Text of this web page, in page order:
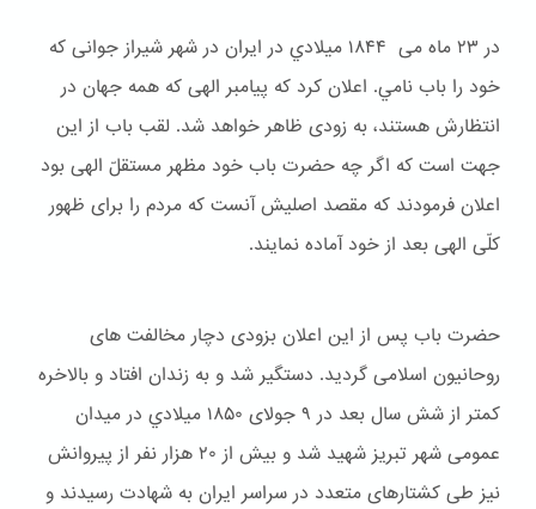
در ۲۳ ماه می ۱۸۴۴ ميلادي در ایران در شهر شیراز جوانی که
خود را باب نامي. اعلان کرد که پیامبر الهی که همه جهان در
انتظارش هستند، به زودی ظاهر خواهد شد. لقب باب از این
جهت است که اگر چه حضرت باب خود مظهر مستقلّ الهی بود
اعلان فرمودند که مقصد اصلیش آنست که مردم را برای ظهور
کلّی الهی بعد از خود آماده نمایند.
حضرت باب پس از این اعلان بزودی دچار مخالفت های
روحانیون اسلامی گردید. دستگیر شد و به زندان افتاد و بالاخره
کمتر از شش سال بعد در ۹ جولای ۱۸۵۰ ميلادي در میدان
عمومی شهر تبریز شهید شد و بیش از ۲۰ هزار نفر از پیروانش
نیز طی کشتارهای متعدد در سراسر ایران به شهادت رسیدند و